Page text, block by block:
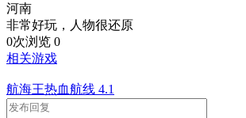
河南
非常好玩，人物很还原
0次浏览 0
相关游戏
航海王热血航线 4.1